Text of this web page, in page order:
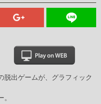
脱出ゲームが、グラフィック